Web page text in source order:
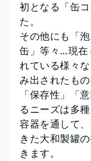
初となる「缶
た。
その他にも「
缶」等々…現在
れている様々
み出されたもの
「保存性」「
るニーズは多種
容器を通して
きた大和製罐
きます。